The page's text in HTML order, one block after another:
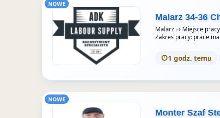
NOWE
Malarz 34-36
Malarz ⇒ Miejsce
Zakres pracy: prace
1 godz. temu
NOWE
Monter Szaf